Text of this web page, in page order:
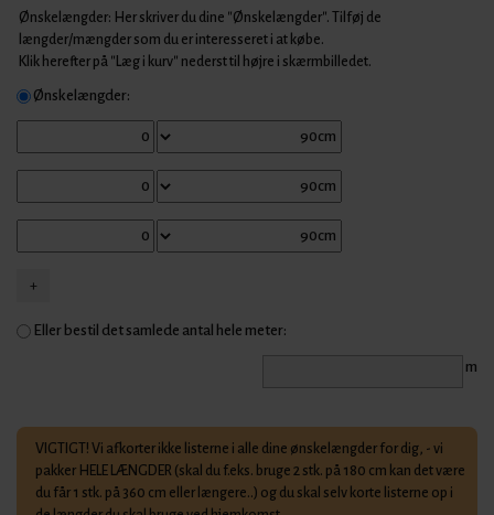
Ønskelængder: Her skriver du dine "Ønskelængder". Tilføj de
længder/mængder som du er interesseret i at købe.
Klik herefter på "Læg i kurv" nederst til højre i skærmbilledet.
Ønskelængder:
Eller bestil det samlede antal hele meter:
m
VIGTIGT! Vi afkorter ikke listerne i alle dine ønskelængder for dig, - vi
pakker HELE LÆNGDER (skal du f.eks. bruge 2 stk. på 180 cm kan det være
du får 1 stk. på 360 cm eller længere..) og du skal selv korte listerne op i